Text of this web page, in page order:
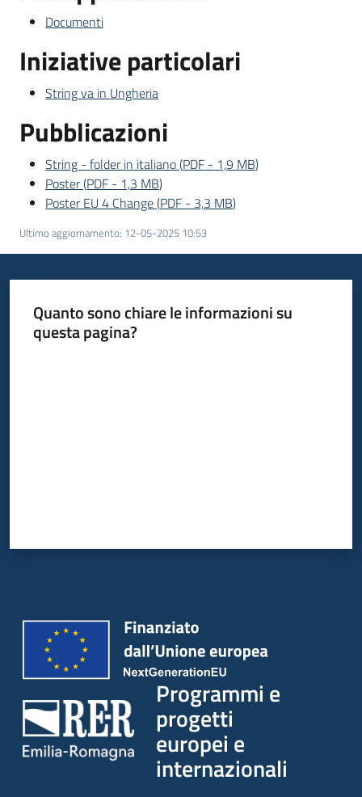
Documenti
Iniziative particolari
String va in Ungheria
Pubblicazioni
String - folder in italiano(PDF - 1,9 MB)
Poster(PDF - 1,3 MB)
Poster EU 4 Change(PDF - 3,3 MB)
Ultimo aggiornamento: 12-05-2025 10:53
Quanto sono chiare le informazioni su
questa pagina?
Programmi e
progetti
europei e
internazionali